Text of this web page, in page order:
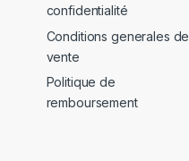
confidentialité
Conditions generales de
vente
Politique de
remboursement